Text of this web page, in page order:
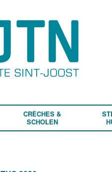
CRÈCHES &
SCHOLEN